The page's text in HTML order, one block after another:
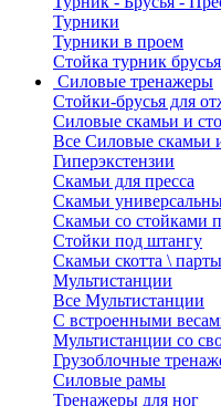
Турники
Турники в проем
Стойка турник брусья
Силовые тренажеры
Стойки-брусья для
Силовые скамьи и
Все Силовые скамьи
Гиперэкстензии
Скамьи для пресса
Скамьи
Скамьи со стойками
Стойки под штангу
Скамьи скотта \
Мультистанции
Все Мультистанции
С встроенными
Мультистанции со
Грузоблочные
Силовые рамы
Тренажеры для ног